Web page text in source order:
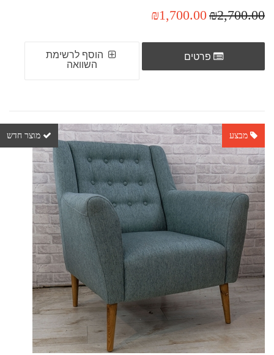
₪2,700.00
₪1,700.00
פרטים
הוסף לרשימת
השוואה
מוצר חדש מבצע